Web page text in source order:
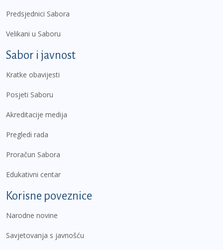
Predsjednici Sabora
Velikani u Saboru
Sabor i javnost
Kratke obavijesti
Posjeti Saboru
Akreditacije medija
Pregledi rada
Proračun Sabora
Edukativni centar
Korisne poveznice
Narodne novine
Savjetovanja s javnošću